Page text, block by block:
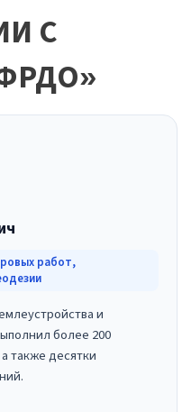
С
работ,
и
более 200
также десятки